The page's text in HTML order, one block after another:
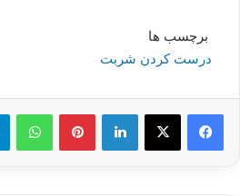
برچسب ها
درست کردن شربت
لینکدین پینترستواتس آپ